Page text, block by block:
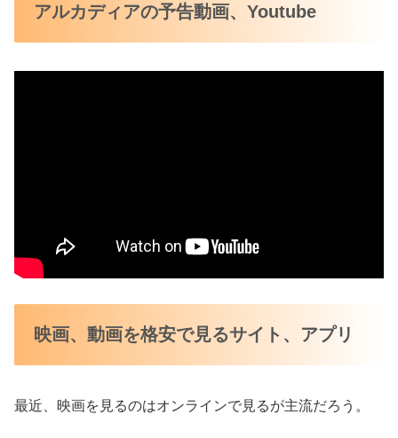
アルカディアの予告動画、Youtube
映画、動画を格安で見るサイト、アプリ
最近、映画を見るのはオンラインで見るが主流だろう。